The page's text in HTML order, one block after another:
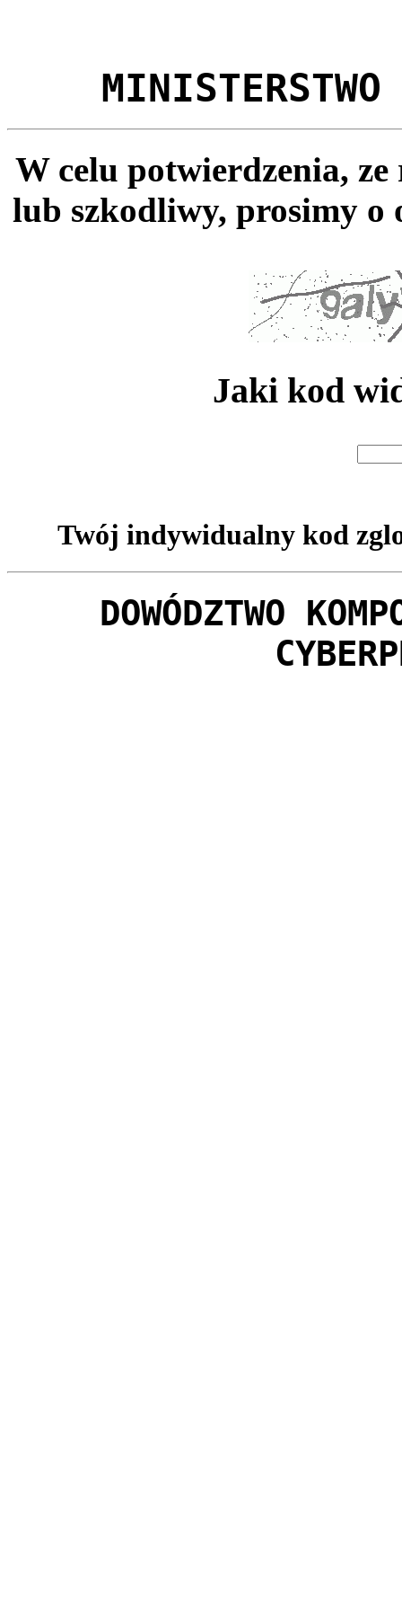
MINISTERSTWO
W celu potwierdzenia,
lub szkodliwy, prosimy o
Jaki kod
Twój indywidualny kod
DOWÓDZTWO